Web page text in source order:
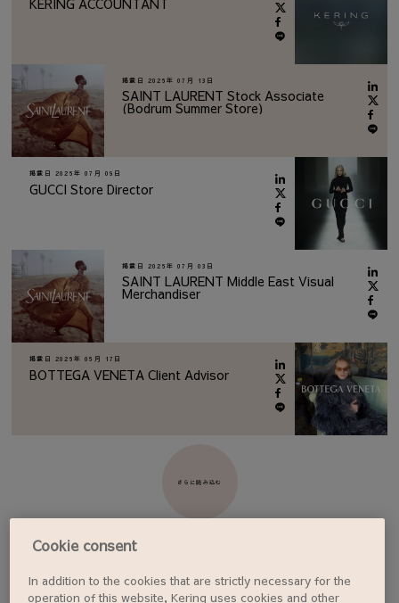
KERING ACCOUNTANT
掲載日 2026年 07月 13日
SAINT LAURENT Stock Associate
(Bodrum Summer Store)
掲載日 2026年 07月 09日
GUCCI Store Director
掲載日 2026年 07月 03日
SAINT LAURENT Middle East Visual
Merchandiser
掲載日 2026年 06月 17日
BOTTEGA VENETA Client Advisor
さらに読み込む
ジョブアラートを設定する
Cookie consent
In addition to the cookies that are strictly necessary for the
operation of this website, Kering uses cookies and other